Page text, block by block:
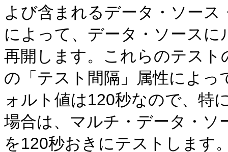
よび含まれるデータ・ソー
によって、データ・ソース
再開します。これらのテス
の「テスト間隔」属性によ
ォルト値は120秒なので、特
場合は、マルチ・データ・ソ
を120秒おきにテストします